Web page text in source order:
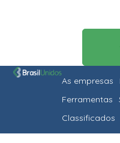
As empresas
Ferramentas
Classificados